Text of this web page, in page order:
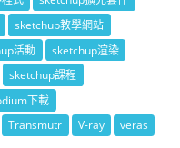
sketchup教學網站
活動
sketchup渲染
sketchup課程
下載
Transmutr V-ray
veras